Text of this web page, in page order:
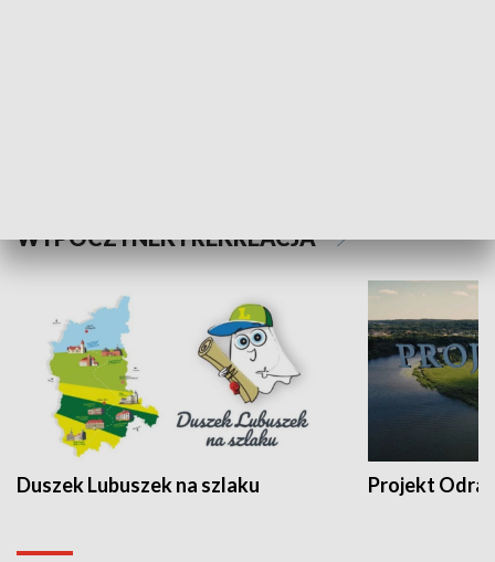
WYPOCZYNEK I REKREACJA
Duszek Lubuszek na szlaku Projekt Odra